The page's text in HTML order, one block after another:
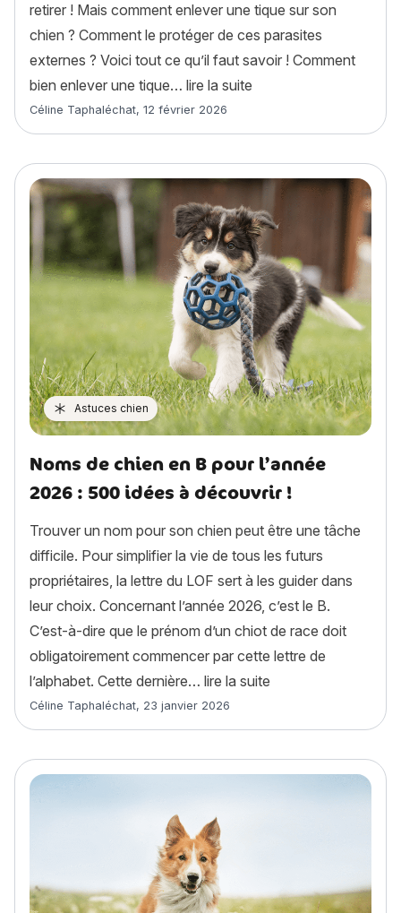
retirer ! Mais comment enlever une tique sur son
chien ? Comment le protéger de ces parasites
externes ? Voici tout ce qu’il faut savoir ! Comment
bien enlever une tique… lire la suite
Article rédigé par
Céline Taphaléchat, 12 février 2026
Astuces chien
Noms de chien en B pour l’année
2026 : 500 idées à découvrir !
Trouver un nom pour son chien peut être une tâche
difficile. Pour simplifier la vie de tous les futurs
propriétaires, la lettre du LOF sert à les guider dans
leur choix. Concernant l’année 2026, c’est le B.
C’est-à-dire que le prénom d’un chiot de race doit
obligatoirement commencer par cette lettre de
l’alphabet. Cette dernière… lire la suite
Article rédigé par
Céline Taphaléchat, 23 janvier 2026